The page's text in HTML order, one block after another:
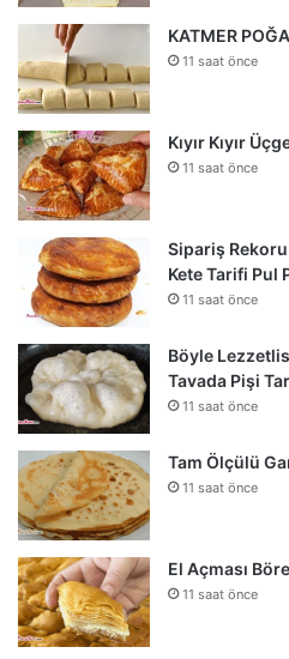
KATMER
11 saat önce
Kıyır Kıyır
11 saat önce
Sipariş Rekoru
Kete Tarifi Pul
11 saat önce
Böyle
Tavada Pişi
11 saat önce
Tam Ölçülü
11 saat önce
El Açması
11 saat önce